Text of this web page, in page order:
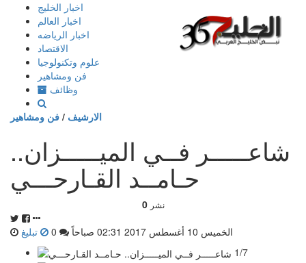
إذهب
المحتوى
اخبار الخليج
اخبار العالم
اخبار الرياضه
الاقتصاد
علوم وتكنولوجيا
فن ومشاهير
وظائف
الارشيف / فن ومشاهير
شاعـــــر فــي الميـــــزان..
حـامــد القـارحـــي
0 نشر
الخميس 10 أغسطس 2017 02:31 صباحاً
تبليغ
1/7